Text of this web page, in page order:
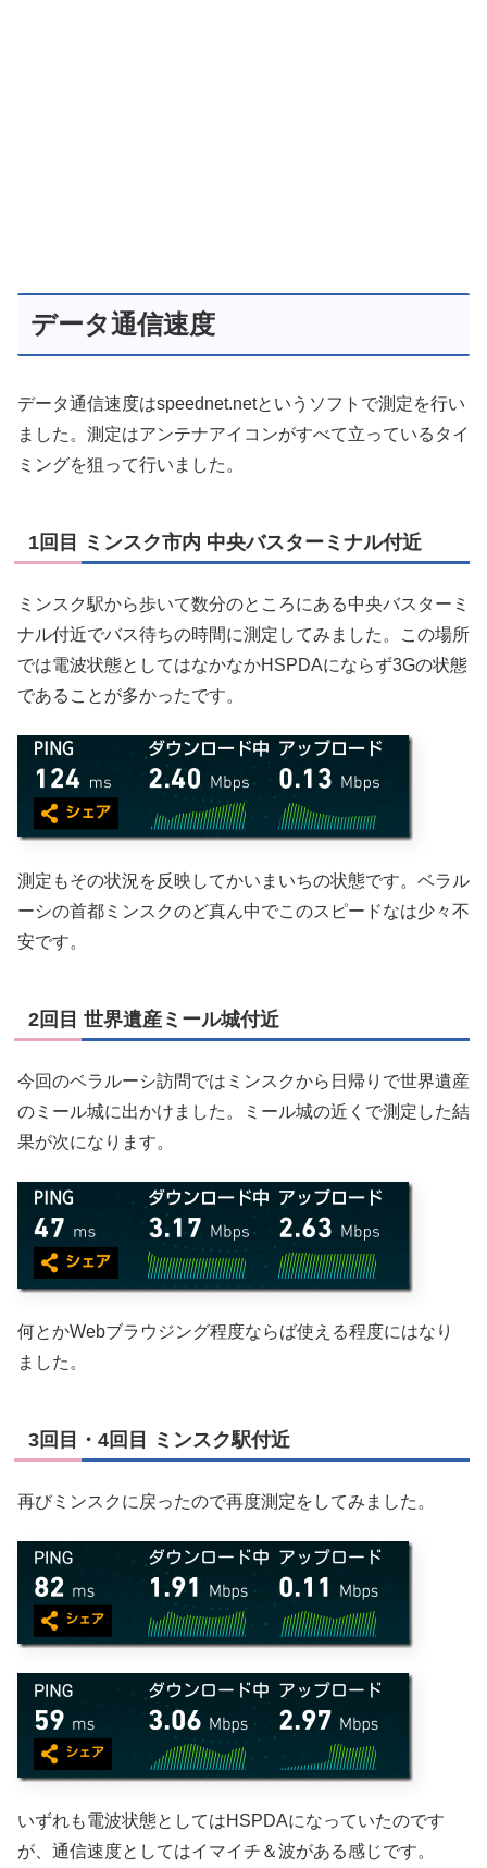
データ通信速度
データ通信速度はspeednet.netというソフトで測定を行い
ました。測定はアンテナアイコンがすべて立っているタイ
ミングを狙って行いました。
1回目 ミンスク市内 中央バスターミナル付近
ミンスク駅から歩いて数分のところにある中央バスターミ
ナル付近でバス待ちの時間に測定してみました。この場所
では電波状態としてはなかなかHSPDAにならず3Gの状態
であることが多かったです。
測定もその状況を反映してかいまいちの状態です。ベラル
ーシの首都ミンスクのど真ん中でこのスピードなは少々不
安です。
2回目 世界遺産ミール城付近
今回のベラルーシ訪問ではミンスクから日帰りで世界遺産
のミール城に出かけました。ミール城の近くで測定した結
果が次になります。
何とかWebブラウジング程度ならば使える程度にはなり
ました。
3回目・4回目 ミンスク駅付近
再びミンスクに戻ったので再度測定をしてみました。
いずれも電波状態としてはHSPDAになっていたのです
が、通信速度としてはイマイチ＆波がある感じです。